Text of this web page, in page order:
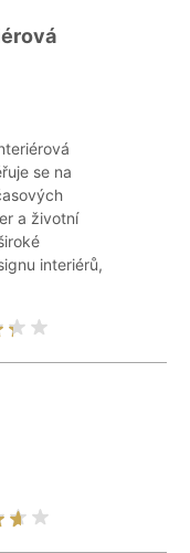
se na
a životní
interiérů,